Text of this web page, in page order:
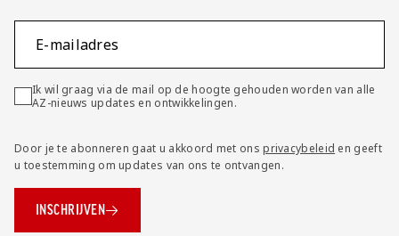
E-mailadres
Ik wil graag via de mail op de hoogte gehouden worden van alle
AZ-nieuws updates en ontwikkelingen.
Door je te abonneren gaat u akkoord met onsprivacybeleid en geeft
u toestemming om updates van ons te ontvangen.
INSCHRIJVEN